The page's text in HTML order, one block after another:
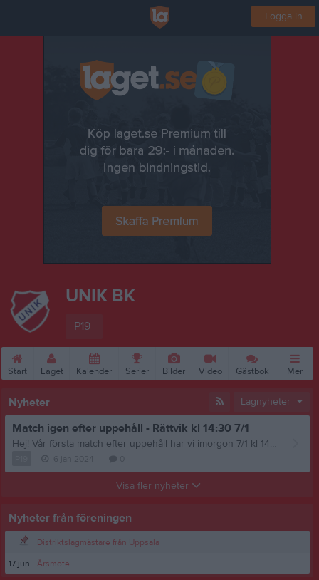
Logga in
UNIK BK
P19
Start Laget Kalender Serier Bilder Video Gästbok Mer
Nyheter Lagnyheter
Match igen efter uppehåll - Rättvik kl 14:30 7/1
Hej! Vår första match efter uppehåll har vi imorgon 7/1 kl 14:30 i Recoverhallen mot Rättvik! Vi vill gärna ha publik som kan stötta oss! Vi har en tuff match att möta - särskilt då vi har 5 spelare som varit krassliga! Det innebär att vi behöver allt stöd vi kan - grabbarna kommer ge allt på isen - en viktig match för oss! /Ledarna
Visa fler nyheter
Nyheter från föreningen
Distriktslagmästare från Uppsala
17 jun
Årsmöte